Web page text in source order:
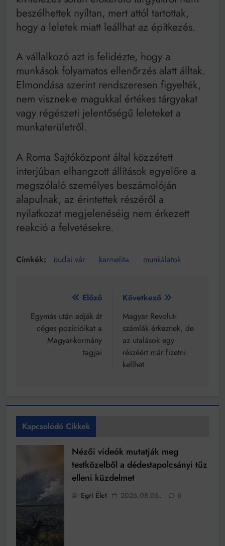
beszélhettek nyíltan, mert attól tartottak,
hogy a leletek miatt leállhat az építkezés.
A vállalkozó azt is felidézte, hogy a
munkások folyamatos ellenőrzés alatt álltak.
Elmondása szerint rendszeresen figyelték,
nem visznek-e magukkal értékes tárgyakat
vagy régészeti jelentőségű leleteket a
munkaterületről.
A Roma Sajtóközpont által közzétett
interjúban elhangzott állítások egyelőre a
megszólaló személyes beszámolóján
alapulnak, az érintettek részéről a
nyilatkozat megjelenéséig nem érkezett
reakció a felvetésekre.
budai vár karmelita munkálatok
Bejegyzés
navigáció
Előző
Egymás után adják át
céges pozícióikat a
Magyar-kormány
tagjai
Következő
Magyar Revolut-
számlák érkeznek, de
az utalások egy
részéért már fizetni
kellhet
Kapcsolódó Cikkek
Nézői videók mutatják meg
testközelből a dédestapolcsányi tűz
elleni küzdelmet
Egri Élet 2026.08.06. 0